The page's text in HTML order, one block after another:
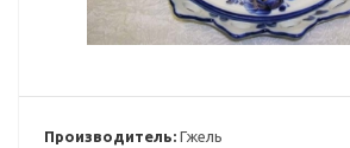
Производитель: Гжель